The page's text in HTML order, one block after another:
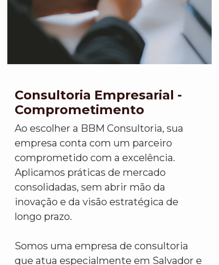
Consultoria Empresarial -
Comprometimento
Ao escolher a BBM Consultoria, sua
empresa conta com um parceiro
comprometido com a excelência.
Aplicamos práticas de mercado
consolidadas, sem abrir mão da
inovação e da visão estratégica de
longo prazo.
Somos uma empresa de consultoria
que atua especialmente em Salvador e